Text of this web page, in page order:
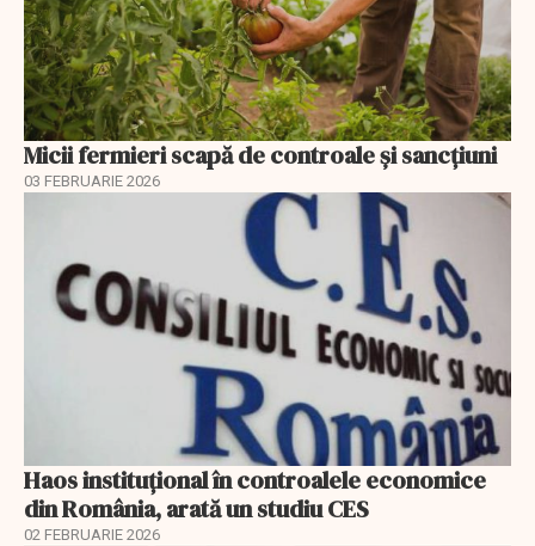
Micii fermieri scapă de controale și sancțiuni
03 FEBRUARIE 2026
Haos instituțional în controalele economice
din România, arată un studiu CES
02 FEBRUARIE 2026